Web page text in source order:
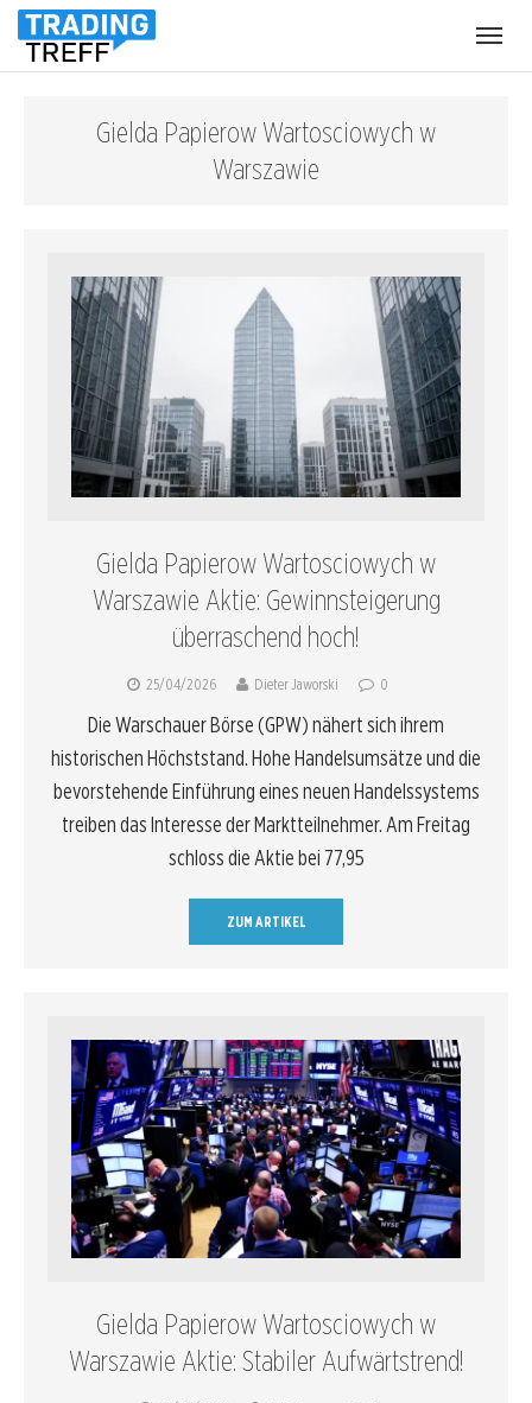
Gielda Papierow Wartosciowych w
Warszawie
Gielda Papierow Wartosciowych w
Warszawie Aktie: Gewinnsteigerung
überraschend hoch!
25/04/2026 Dieter Jaworski 0
Die Warschauer Börse (GPW) nähert sich ihrem
historischen Höchststand. Hohe Handelsumsätze und die
bevorstehende Einführung eines neuen Handelssystems
treiben das Interesse der Marktteilnehmer. Am Freitag
schloss die Aktie bei 77,95
ZUM ARTIKEL
Gielda Papierow Wartosciowych w
Warszawie Aktie: Stabiler Aufwärtstrend!